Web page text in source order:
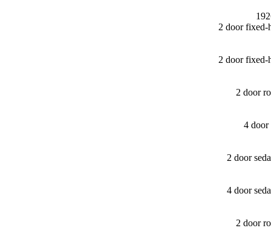
2 door fixed-
2 door fixed-
2 door
4 door
2 door
4 door
2 door